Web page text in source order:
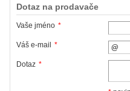
Dotaz na prodavače
Vaše jméno *
Váš e-mail *
Dotaz *